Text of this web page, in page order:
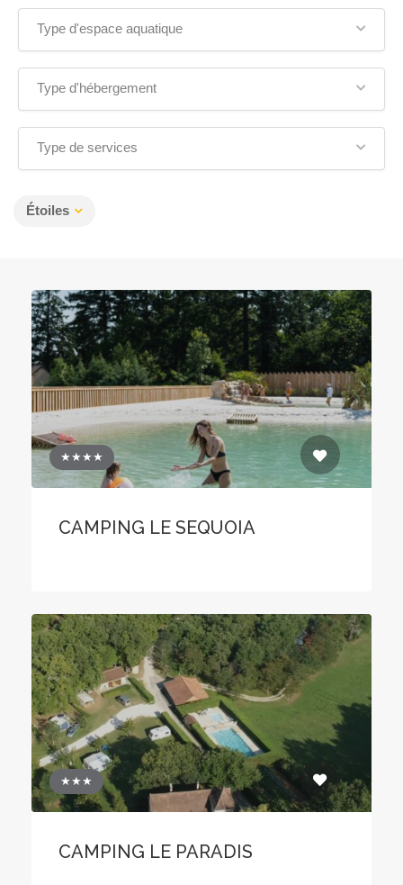
Type d'espace aquatique
Type d'hébergement
Type de services
Étoiles
★★★★
CAMPING LE SEQUOIA
★★★
CAMPING LE PARADIS